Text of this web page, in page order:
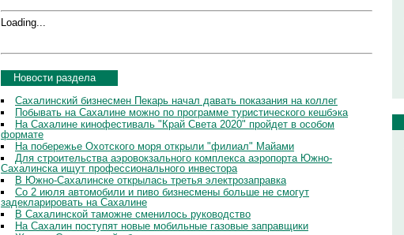
Loading...
Новости раздела
Сахалинский бизнесмен Пекарь начал давать показания на коллег
Побывать на Сахалине можно по программе туристического кешбэка
На Сахалине кинофестиваль "Край Света 2020" пройдет в особом
формате
На побережье Охотского моря открыли "филиал" Майами
Для строительства аэровокзального комплекса аэропорта Южно-
Сахалинска ищут профессионального инвестора
В Южно-Сахалинске открылась третья электрозаправка
Со 2 июля автомобили и пиво бизнесмены больше не смогут
задекларировать на Сахалине
В Сахалинской таможне сменилось руководство
На Сахалин поступят новые мобильные газовые заправщики